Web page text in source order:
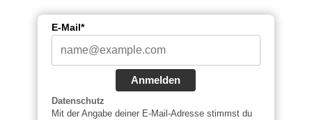
E-Mail*
Anmelden
Datenschutz
Mit der Angabe deiner E-Mail-Adresse stimmst du